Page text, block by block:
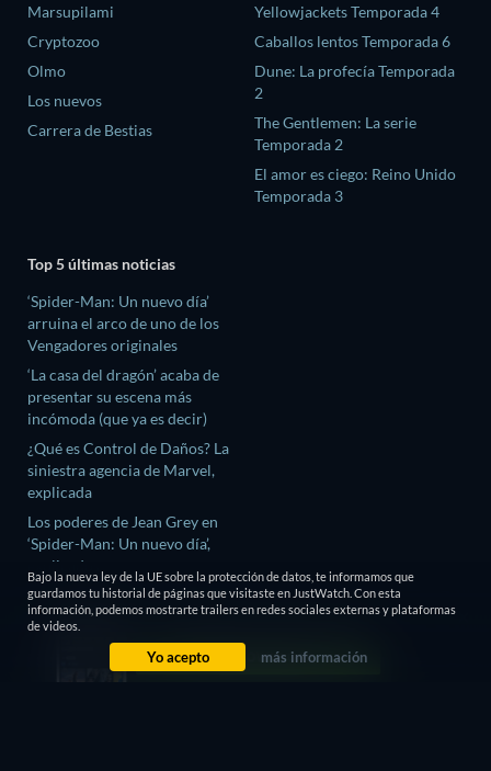
Marsupilami
Cryptozoo
Olmo
Los nuevos
Carrera de Bestias
Yellowjackets Temporada 4
Caballos lentos Temporada 6
Dune: La profecía Temporada
2
The Gentlemen: La serie
Temporada 2
El amor es ciego: Reino Unido
Temporada 3
Top 5 últimas noticias
‘Spider-Man: Un nuevo día’
arruina el arco de uno de los
Vengadores originales
‘La casa del dragón’ acaba de
presentar su escena más
incómoda (que ya es decir)
¿Qué es Control de Daños? La
siniestra agencia de Marvel,
explicada
Los poderes de Jean Grey en
‘Spider-Man: Un nuevo día’,
explicados
Los nuevos poderes de Spider-
Man en ‘Un nuevo día’,
Bajo la nueva ley de la UE sobre la protección de datos, te informamos que
guardamos tu historial de páginas que visitaste en JustWatch. Con esta
información, podemos mostrarte trailers en redes sociales externas y plataformas
de videos.
Yo acepto más información